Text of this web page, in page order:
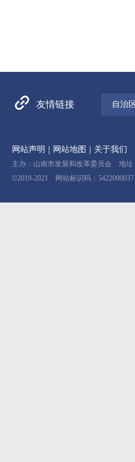
友情链接 自治
网站声明 | 网站地图 | 关于我们
主办：山南市发展和改革委员会 地址
©2019-2021 网站标识码：